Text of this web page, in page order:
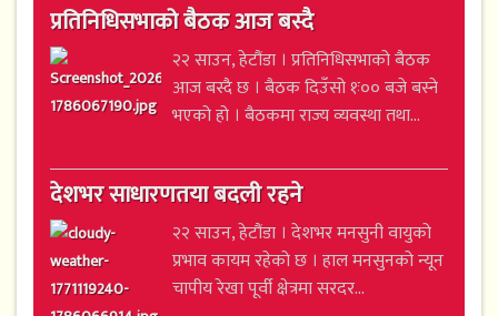
प्रतिनिधिसभाको बैठक आज बस्दै
२२ साउन, हेटौंडा । प्रतिनिधिसभाको बैठक
आज बस्दै छ । बैठक दिउँसो १ः०० बजे बस्ने
भएको हो । बैठकमा राज्य व्यवस्था तथा...
देशभर साधारणतया बदली रहने
२२ साउन, हेटौंडा । देशभर मनसुनी वायुको
प्रभाव कायम रहेको छ । हाल मनसुनको न्यून
चापीय रेखा पूर्वी क्षेत्रमा सरदर...